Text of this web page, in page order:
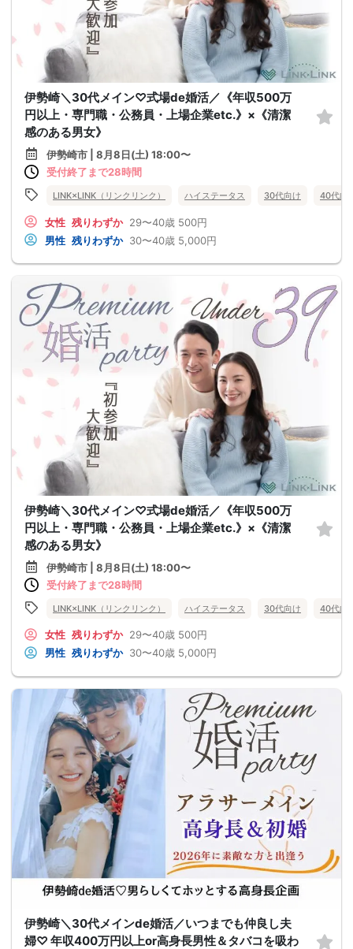
伊勢崎＼30代メイン♡式場de婚活／《年収500万
円以上・専門職・公務員・上場企業etc.》×《清潔
感のある男女》
伊勢崎市 | 8月8日(土) 18:00〜
受付終了まで28時間
LINK×LINK（リンクリンク） ハイステータス 30代向け 40代向
女性 残りわずか 29〜40歳 500円
男性 残りわずか 30〜40歳 5,000円
伊勢崎＼30代メイン♡式場de婚活／《年収500万
円以上・専門職・公務員・上場企業etc.》×《清潔
感のある男女》
伊勢崎市 | 8月8日(土) 18:00〜
受付終了まで28時間
LINK×LINK（リンクリンク） ハイステータス 30代向け 40代向
女性 残りわずか 29〜40歳 500円
男性 残りわずか 30〜40歳 5,000円
伊勢崎＼30代メインde婚活／いつまでも仲良し夫
婦♡ 年収400万円以上or高身長男性＆タバコを吸わ